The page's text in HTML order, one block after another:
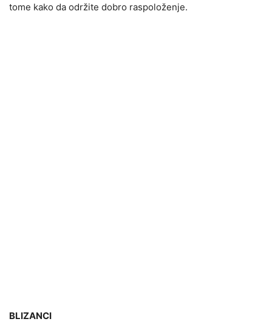
tome kako da održite dobro raspoloženje.
BLIZANCI